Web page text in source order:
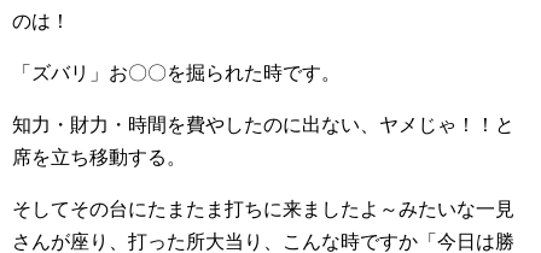
のは！
「ズバリ」お〇〇を掘られた時です。
知力・財力・時間を費やしたのに出ない、ヤメじゃ！！と
席を立ち移動する。
そしてその台にたまたま打ちに来ましたよ～みたいな一見
さんが座り、打った所大当り、こんな時ですか「今日は勝